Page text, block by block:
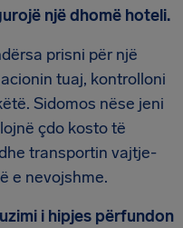
një dhomë hoteli.
prisni për një
tuaj, kontrolloni
Sidomos nëse jeni
çdo kosto të
transportin vajtje-
e nevojshme.
i hipjes përfundon